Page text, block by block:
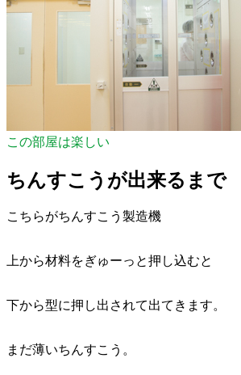
この部屋は楽しい
ちんすこうが出来るまで
こちらがちんすこう製造機
上から材料をぎゅーっと押し込むと
下から型に押し出されて出てきます。
まだ薄いちんすこう。